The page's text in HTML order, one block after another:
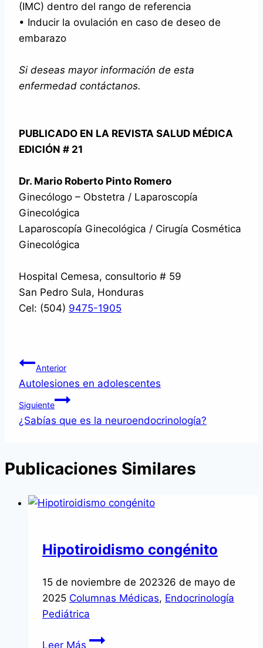
(IMC) dentro del rango de referencia
• Inducir la ovulación en caso de deseo de
embarazo
Si deseas mayor información de esta
enfermedad contáctanos.
PUBLICADO EN LA REVISTA SALUD MÉDICA
EDICIÓN # 21
Dr. Mario Roberto Pinto Romero
Ginecólogo – Obstetra / Laparoscopía
Ginecológica
Laparoscopía Ginecológica / Cirugía Cosmética
Ginecológica
Hospital Cemesa, consultorio # 59
San Pedro Sula, Honduras
Cel: (504) 9475-1905
Navegación
de
entradas
Anterior
Autolesiones en adolescentes
Siguiente
¿Sabías que es la neuroendocrinología?
Publicaciones Similares
Hipotiroidismo congénito
15 de noviembre de 202326 de mayo de
2025 Columnas Médicas, Endocrinología
Pediátrica
Leer Más Hipotiroidismo